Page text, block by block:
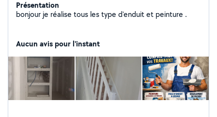
Présentation
bonjour je réalise tous les type d'enduit et peinture .
Aucun avis pour l'instant